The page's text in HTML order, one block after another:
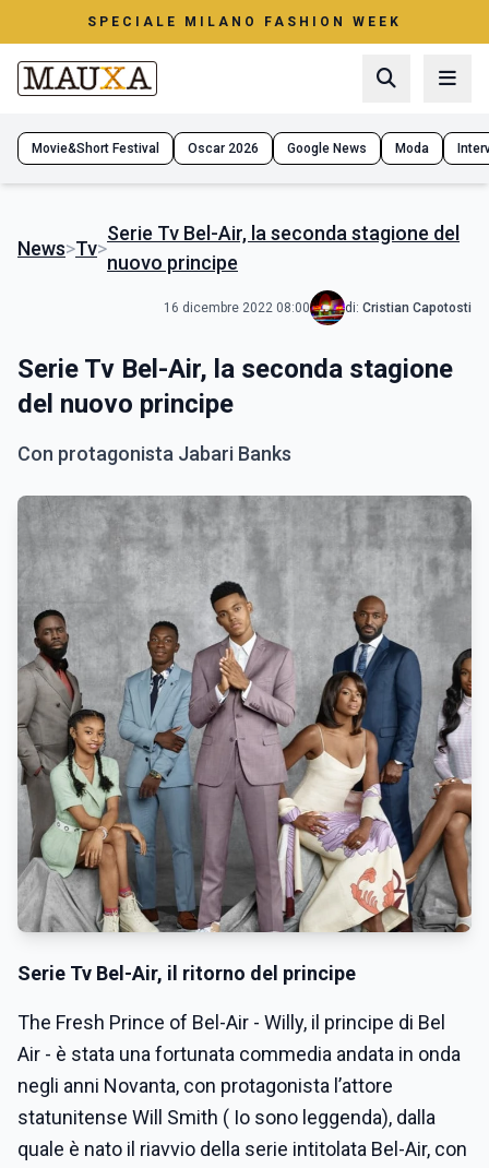
SPECIALE MILANO FASHION WEEK
Movie&Short Festival Oscar 2026 Google News Moda
News>Tv>
Serie Tv Bel-Air, la seconda stagione del
nuovo principe
16 dicembre 2022 08:00 di: Cristian Capotosti
Serie Tv Bel-Air, la seconda stagione
del nuovo principe
Con protagonista Jabari Banks
Serie Tv Bel-Air, il ritorno del principe
The Fresh Prince of Bel-Air - Willy, il principe di Bel
Air - è stata una fortunata commedia andata in onda
negli anni Novanta, con protagonista l’attore
statunitense Will Smith ( Io sono leggenda), dalla
quale è nato il riavvio della serie intitolata Bel-Air, con